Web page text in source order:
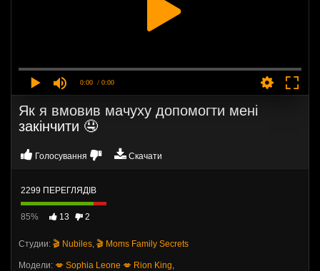
0:00 / 0:00
Як я вмовив мачуху допомогти мені
закінчити 🤤
Голосування Скачати
2299 ПЕРЕГЛЯДІВ
85% 13 2
Студии: 🎬 Nubiles, 🎬 Moms Family Secrets
Модели: 💋 Sophia Leone 💋 Rion King,